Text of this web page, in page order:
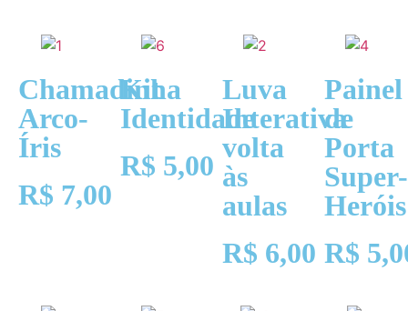
Chamadinha
Arco-
Íris
R$ 7,00
Kit
Identidade
R$ 5,00
Luva
Interativa
volta
às
aulas
R$ 6,00
Painel
de
Porta
Super-
Heróis
R$